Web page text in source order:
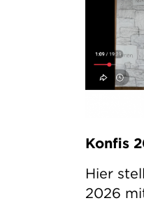
Konfis
Hier
2026